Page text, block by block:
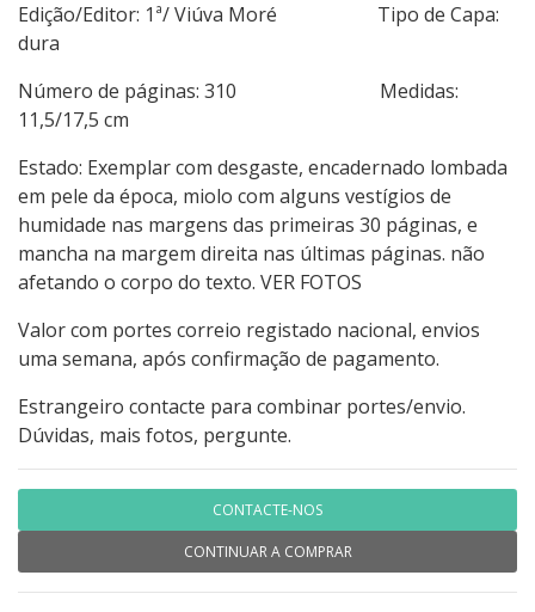
Edição/Editor: 1ª/ Viúva Moré Tipo de Capa:
dura
Número de páginas: 310 Medidas:
11,5/17,5 cm
Estado: Exemplar com desgaste, encadernado lombada
em pele da época, miolo com alguns vestígios de
humidade nas margens das primeiras 30 páginas, e
mancha na margem direita nas últimas páginas. não
afetando o corpo do texto. VER FOTOS
Valor com portes correio registado nacional, envios
uma semana, após confirmação de pagamento.
Estrangeiro contacte para combinar portes/envio.
Dúvidas, mais fotos, pergunte.
CONTACTE-NOS
CONTINUAR A COMPRAR